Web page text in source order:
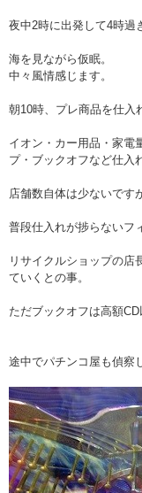
夜中2時に出発して4時過
海を見ながら仮眠。
中々風情感じます。
朝10時、プレ商品を仕入
イオン・カー用品・家電
プ・ブックオフなど仕入
店舗数自体は少ないです
普段仕入れが捗らないフ
リサイクルショップの店
ていくとの事。
ただブックオフは高額
途中でパチンコ屋も偵察